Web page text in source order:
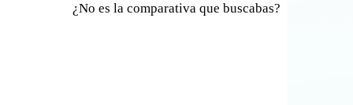
¿No es la comparativa que buscabas?